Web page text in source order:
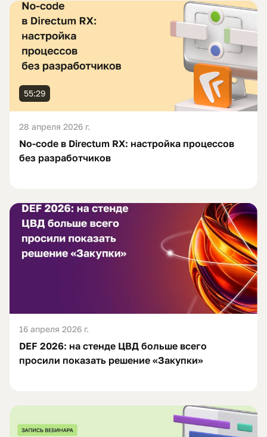
55:29
28 апреля 2026 г.
No-code в Directum RX: настройка процессов
без разработчиков
16 апреля 2026 г.
DEF 2026: на стенде ЦВД больше всего
просили показать решение «Закупки»